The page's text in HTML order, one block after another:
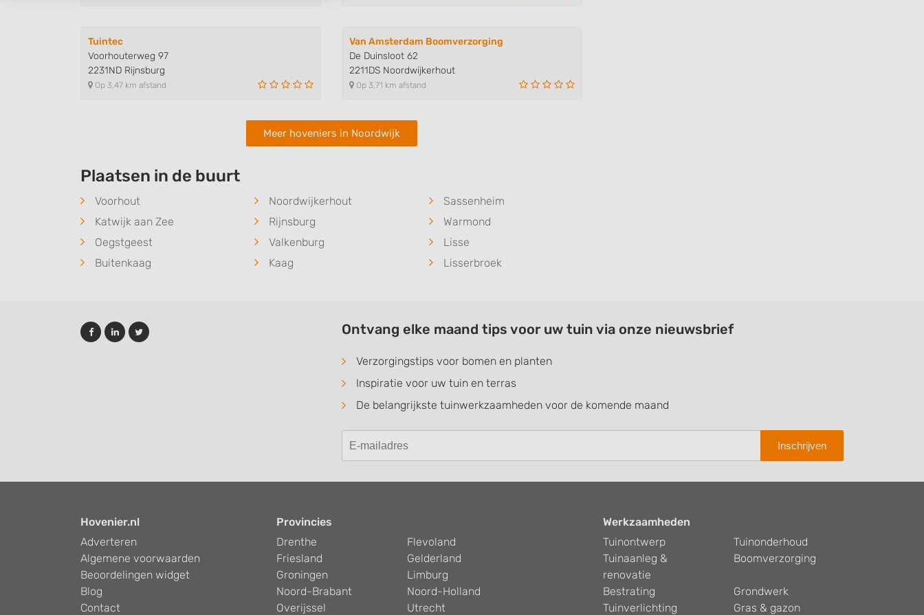
Tuintec
Voorhouterweg 97
2231ND Rijnsburg
Op 3,47 km afstand
Van Amsterdam Boomverzorging
De Duinsloot 62
2211DS Noordwijkerhout
Op 3,71 km afstand
Meer hoveniers in Noordwijk
Plaatsen in de buurt
Voorhout Noordwijkerhout
Sassenheim
Katwijk aan Zee
Rijnsburg
Warmond
Oegstgeest
Valkenburg
Lisse
Buitenkaag
Kaag Lisserbroek
Ontvang elke maand tips voor uw tuin via onze nieuwsbrief
Verzorgingstips voor bomen en planten
Inspiratie voor uw tuin en terras
De belangrijkste tuinwerkzaamheden voor de komende maand
Inschrijven
Hovenier.nl
Adverteren
Algemene voorwaarden
Beoordelingen widget
Blog
Contact
Provincies
Drenthe
Flevoland
Friesland
Gelderland
Groningen
Limburg
Noord-Brabant
Noord-Holland
Overijssel
Utrecht
Werkzaamheden
Tuinontwerp
Tuinonderhoud
Tuinaanleg &
renovatie
Boomverzorging
Bestrating
Grondwerk
Tuinverlichting
Gras & gazon